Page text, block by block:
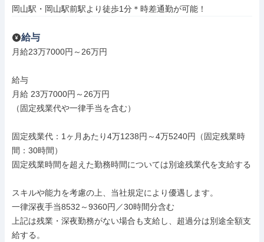
岡山駅・岡山駅前駅より徒歩1分＊時差通勤が可能！
給与
月給23万7000円～26万円
給与
月給 23万7000円～26万円
（固定残業代や一律手当を含む）
固定残業代：1ヶ月あたり4万1238円～4万5240円（固定残業時
間：30時間）
固定残業時間を超えた勤務時間については別途残業代を支給する
スキルや能力を考慮の上、当社規定により優遇します。
一律深夜手当8532～9360円／30時間分含む
上記は残業・深夜勤務がない場合も支給し、超過分は別途全額支
給する。